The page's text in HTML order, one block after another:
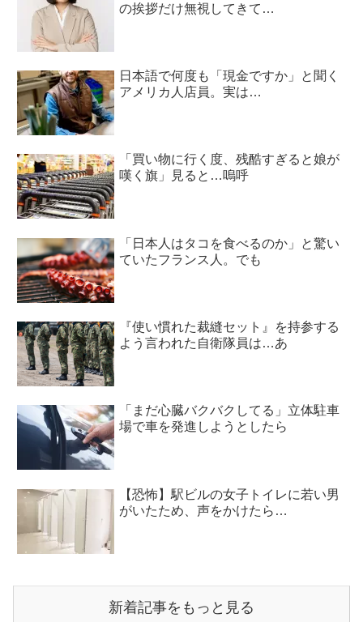
の挨拶だけ無視してきて…
日本語で何度も「現金ですか」と聞く
アメリカ人店員。実は…
「買い物に行く度、残酷すぎると娘が
嘆く旗」見ると…嗚呼
「日本人はタコを食べるのか」と驚い
ていたフランス人。でも
『使い慣れた裁縫セット』を持参する
よう言われた自衛隊員は…あ
「まだ心臓バクバクしてる」立体駐車
場で車を発進しようとしたら
【恐怖】駅ビルの女子トイレに若い男
がいたため、声をかけたら…
新着記事をもっと見る